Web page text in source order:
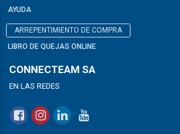
AYUDA
ARREPENTIMIENTO DE COMPRA
LIBRO DE QUEJAS ONLINE
CONNECTEAM SA
EN LAS REDES